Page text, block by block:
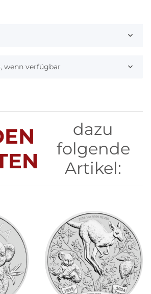
wenn verfügbar
dazu
folgende
Artikel: